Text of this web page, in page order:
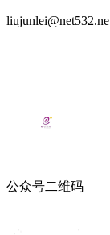
公众号二维码